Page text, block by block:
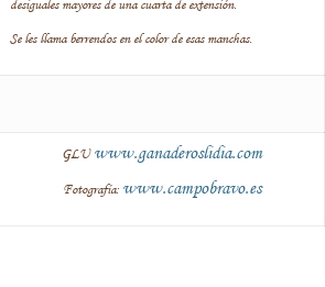
desiguales mayores de una cuarta de extensión.
Se les llama berrendos en el color de esas manchas.
GLU www.ganaderoslidia.com
Fotografía: www.campobravo.es